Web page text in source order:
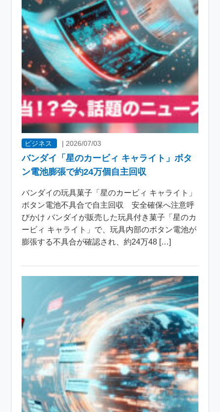
ビジネス | 2026/07/03
バンダイ「星のカービィ キャライト」ボタ
ン電池膨張で約24万個自主回収
バンダイの玩具菓子「星のカービィ キャライト」
ボタン電池不具合で自主回収 安全確保へ注意呼
びかけ バンダイが販売した玩具付き菓子「星のカ
ービィ キャライト」で、玩具内部のボタン電池が
膨張する不具合が確認され、約24万48 […]